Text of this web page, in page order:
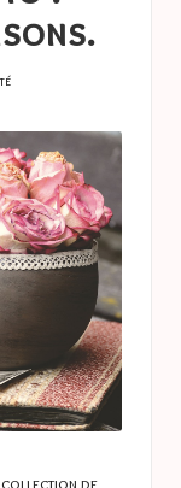
collection de